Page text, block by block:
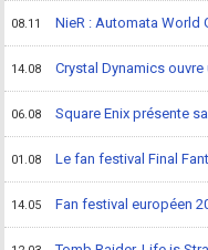
08.11 NieR : Automata World
14.08 Crystal Dynamics
06.08 Square Enix présente
01.08 Le fan festival Final
14.05 Fan festival européen